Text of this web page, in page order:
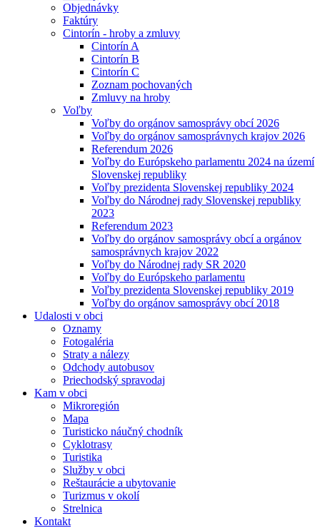
Objednávky
Faktúry
Cintorín - hroby a zmluvy
Cintorín A
Cintorín B
Cintorín C
Zoznam pochovaných
Zmluvy na hroby
Voľby
Voľby do orgánov samosprávy obcí 2026
Voľby do orgánov samosprávnych krajov 2026
Referendum 2026
Voľby do Európskeho parlamentu 2024 na území
Slovenskej republiky
Voľby prezidenta Slovenskej republiky 2024
Voľby do Národnej rady Slovenskej republiky
2023
Referendum 2023
Voľby do orgánov samosprávy obcí a orgánov
samosprávnych krajov 2022
Voľby do Národnej rady SR 2020
Voľby do Európskeho parlamentu
Voľby prezidenta Slovenskej republiky 2019
Voľby do orgánov samosprávy obcí 2018
Udalosti v obci
Oznamy
Fotogaléria
Straty a nálezy
Odchody autobusov
Priechodský spravodaj
Kam v obci
Mikroregión
Mapa
Turisticko náučný chodník
Cyklotrasy
Turistika
Služby v obci
Reštaurácie a ubytovanie
Turizmus v okolí
Strelnica
Kontakt